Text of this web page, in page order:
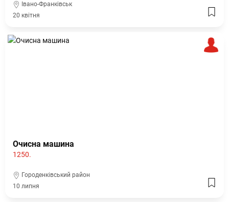
Івано-Франківськ
20 квітня
Очисна машина
1250.
Городенківський район
10 липня